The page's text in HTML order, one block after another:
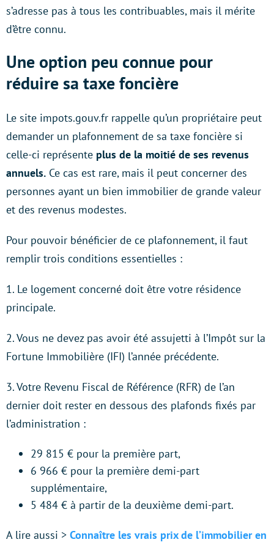
s’adresse pas à tous les contribuables, mais il mérite
d’être connu.
Une option peu connue pour
réduire sa taxe foncière
Le site impots.gouv.fr rappelle qu’un propriétaire peut
demander un plafonnement de sa taxe foncière si
celle-ci représente plus de la moitié de ses revenus
annuels. Ce cas est rare, mais il peut concerner des
personnes ayant un bien immobilier de grande valeur
et des revenus modestes.
Pour pouvoir bénéficier de ce plafonnement, il faut
remplir trois conditions essentielles :
1. Le logement concerné doit être votre résidence
principale.
2. Vous ne devez pas avoir été assujetti à l’Impôt sur la
Fortune Immobilière (IFI) l’année précédente.
3. Votre Revenu Fiscal de Référence (RFR) de l’an
dernier doit rester en dessous des plafonds fixés par
l’administration :
29 815 € pour la première part,
6 966 € pour la première demi-part
supplémentaire,
5 484 € à partir de la deuxième demi-part.
A lire aussi > Connaître les vrais prix de l’immobilier en